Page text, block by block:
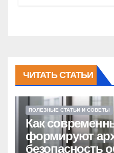
ЧИТАТЬ СТАТЬИ
ПОЛЕЗНЫЕ СТАТЬИ И СОВЕТЫ
Как
формируют
безопасность